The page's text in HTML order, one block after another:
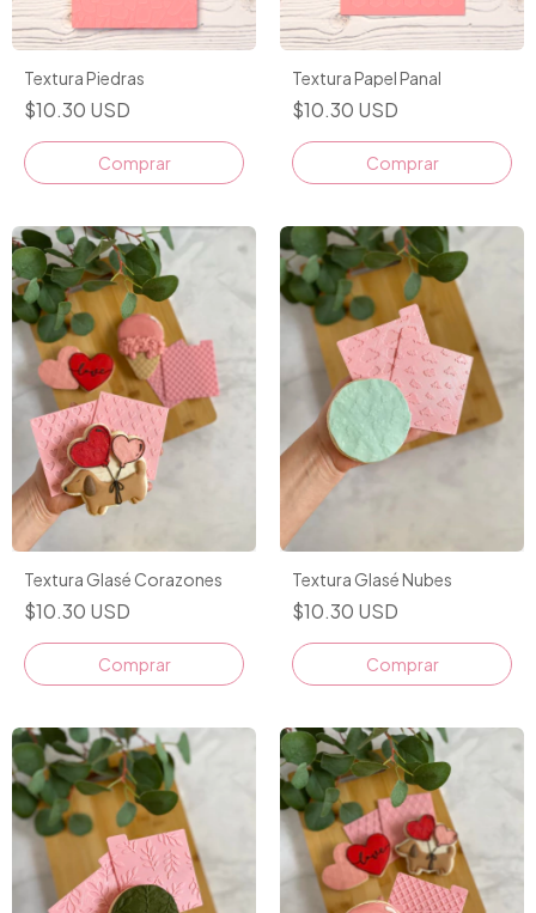
Textura Piedras
$10.30 USD
Textura Papel Panal
$10.30 USD
Textura Glasé Corazones
$10.30 USD
Textura Glasé Nubes
$10.30 USD